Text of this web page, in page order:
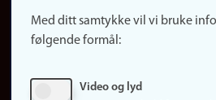
Finn studier
Ledige stillinger
Med ditt samtykke vil vi bruke
følgende formål:
Video og lyd